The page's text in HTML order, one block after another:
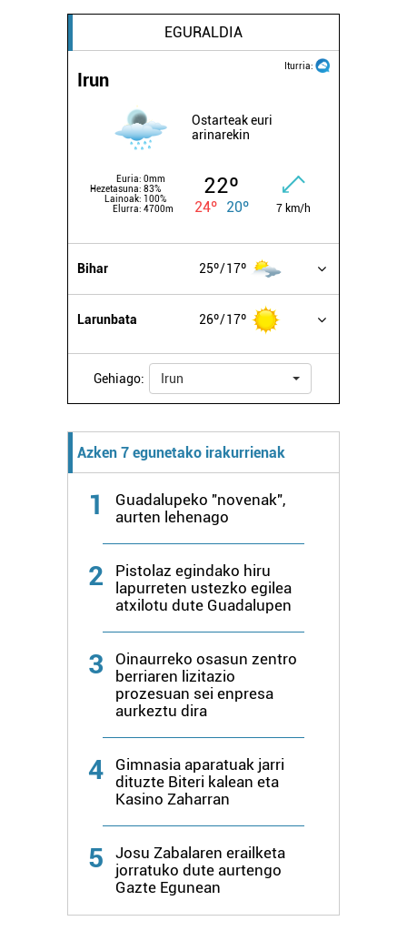
EGURALDIA
Iturria:
Irun
Ostarteak euri
arinarekin
Euria: 0mm
Hezetasuna: 83%
Lainoak: 100%
Elurra: 4700m
22º
24º 20º 7 km/h
Bihar 25º 17º
Larunbata 26º 17º
Gehiago: Irun
Azken 7 egunetako irakurrienak
1
Guadalupeko "novenak",
aurten lehenago
2
Pistolaz egindako hiru
lapurreten ustezko egilea
atxilotu dute Guadalupen
3
Oinaurreko osasun zentro
berriaren lizitazio
prozesuan sei enpresa
aurkeztu dira
4
Gimnasia aparatuak jarri
dituzte Biteri kalean eta
Kasino Zaharran
5
Josu Zabalaren erailketa
jorratuko dute aurtengo
Gazte Egunean